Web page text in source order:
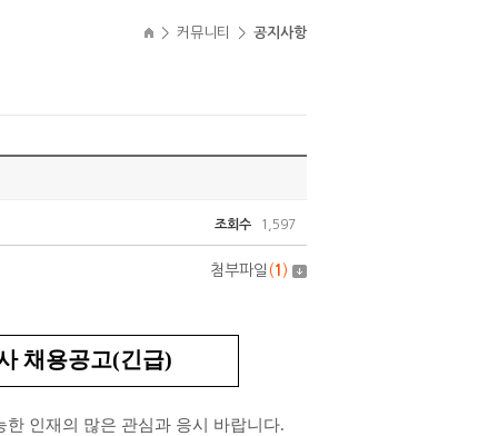
> 커뮤니티 > 공지사항
조회수 1,597
첨부파일 ( 1 )
채용공고(긴급)
인재의 많은 관심과 응시 바랍니다.